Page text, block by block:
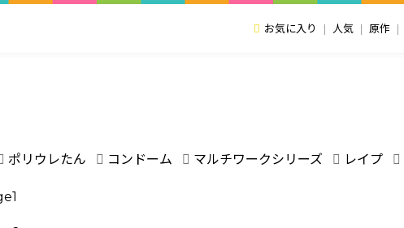
お気に入り 人気 原作
ポリウレたん コンドーム マルチワークシリーズ レイプ